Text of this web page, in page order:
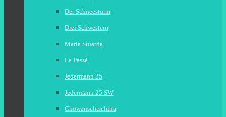
Der Schneesturm
Drei Schwestern
Maria Stuarda
Le Passè
Jedermann 25
Jedermann 25 SW
Chowanschtschina